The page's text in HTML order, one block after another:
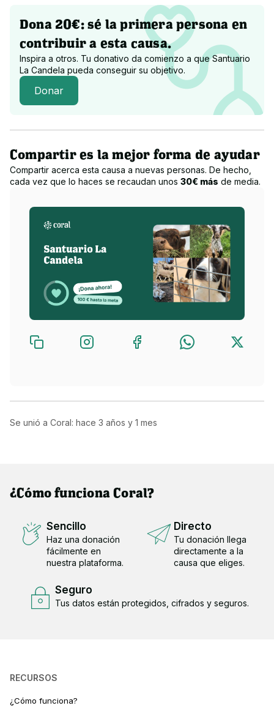
¡Necesitamos vuestra ayuda para seguir rescatándolos!
¡Ayúdanos a ayudarlos!
¿A qué destinamos la recaudación?
El proyecto esencial es brindarle un lugar seguro, acoger y
rehabilitar animales en situación de necesidad; pero además
de la vegetación del lugar...), jornadas de puertas abiertas
tanto para conocer el lugar y los animales como enfocadas en
la adopción, colaboración con otras personas en proyectos
solidarios destinados a los animales, creación de una tienda
En definitiva, hemos creado y seguimos creando multitud de
proyectos para poder financiarnos y poder seguir
brindándoles a los animales el lugar que sentimos que
merecen tener.
Dona 20€: sé la primera persona en
contribuir a esta causa.
Inspira a otros. Tu donativo da comienzo a queSantuario
La Candela pueda conseguir su objetivo.
Donar
Compartir es la mejor forma de ayudar
Compartir acerca esta causa a nuevas personas. De hecho,
cada vez que lo haces se recaudan unos 30€ más de media.
Se unió a Coral: hace 3 años y 1 mes
¿Cómo funciona Coral?
Sencillo
Haz una donación
fácilmente en
nuestra plataforma.
Directo
Tu donación llega
directamente a la
causa que eliges.
Seguro
Tus datos están protegidos, cifrados y seguros.
RECURSOS
¿Cómo funciona?